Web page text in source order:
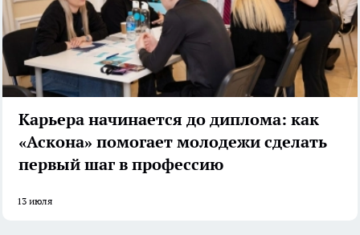
Карьера начинается до диплома: как
«Аскона» помогает молодежи сделать
первый шаг в профессию
13 июля